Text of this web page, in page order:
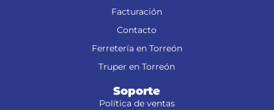
Facturación
Contacto
Ferretería en Torreón
Truper en Torreón
Soporte
Política de ventas